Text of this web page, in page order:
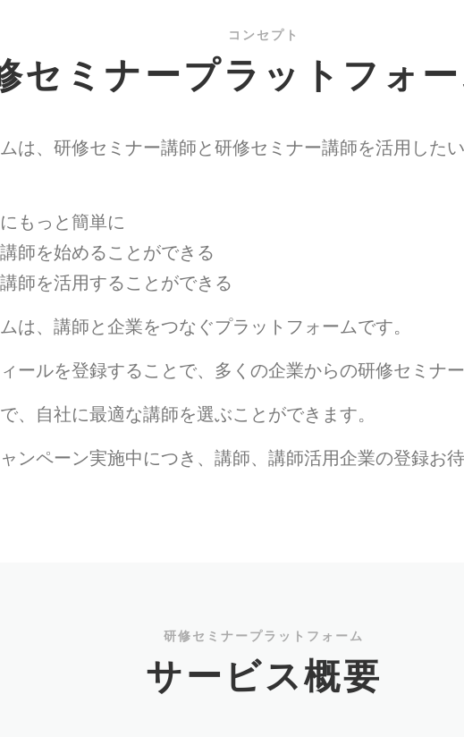
コンセプト
セミナープラットフォ
は、研修セミナー講師と研修セミナー講師を活用した
もっと簡単に
師を始めることができる
師を活用することができる
は、講師と企業をつなぐプラットフォームです。
ールを登録することで、多くの企業からの研修セミナ
、自社に最適な講師を選ぶことができます。
ンペーン実施中につき、講師、講師活用企業の登録
研修セミナープラットフォーム
サービス概要